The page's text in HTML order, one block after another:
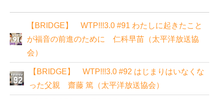
【BRIDGE】 WTP!!!3.0 #91 わたしに起きたこと
が福音の前進のために 仁科早苗（太平洋放送協
会）
【BRIDGE】 WTP!!!3.0 #92 はじまりはいなくな
った父親 齋藤 篤（太平洋放送協会）